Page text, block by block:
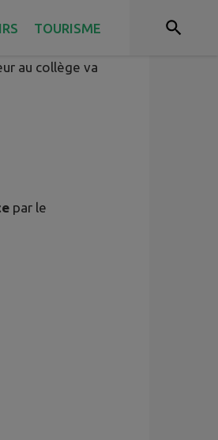
TOURISME
au collège va
par le